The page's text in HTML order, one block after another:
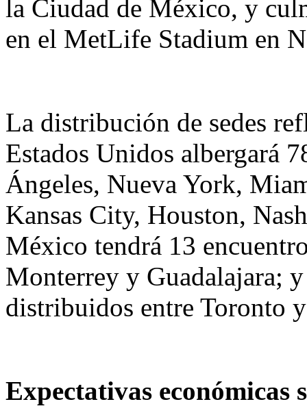
la Ciudad de México, y
en el MetLife Stadium en
La distribución de sedes
Estados Unidos albergará
Ángeles, Nueva York,
Kansas City, Houston,
México tendrá 13
Monterrey y Guadalajara;
distribuidos entre Toronto
Expectativas económicas